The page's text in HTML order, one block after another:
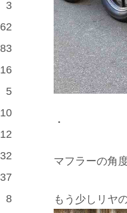
・
マフラーの角
もう少しリヤ
3
62
16
5
10
12
32
37
8